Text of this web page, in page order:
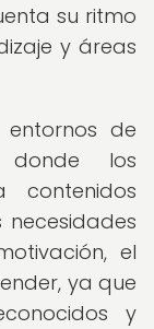
su ritmo
y áreas
de
donde los
contenidos
el
ya que
y